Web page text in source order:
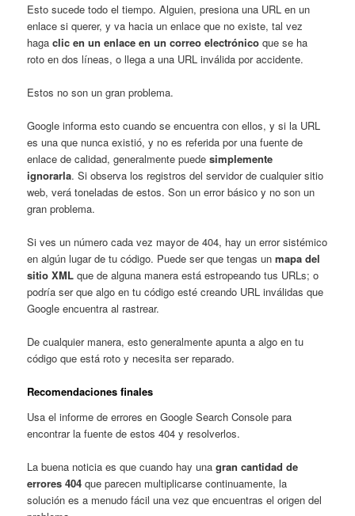
Esto sucede todo el tiempo. Alguien, presiona una URL en un
enlace si querer, y va hacia un enlace que no existe, tal vez
hagaclic en un enlace en un correo electrónico que se ha
roto en dos líneas, o llega a una URL inválida por accidente.
Estos no son un gran problema.
Google informa esto cuando se encuentra con ellos, y si la URL
es una que nunca existió, y no es referida por una fuente de
enlace de calidad, generalmente puedesimplemente
ignorarla. Si observa los registros del servidor de cualquier sitio
web, verá toneladas de estos. Son un error básico y no son un
gran problema.
Si ves un número cada vez mayor de 404, hay un error sistémico
en algún lugar de tu código. Puede ser que tengas unmapa del
sitio XML que de alguna manera está estropeando tus URLs; o
podría ser que algo en tu código esté creando URL inválidas que
Google encuentra al rastrear.
De cualquier manera, esto generalmente apunta a algo en tu
código que está roto y necesita ser reparado.
Recomendaciones finales
Usa el informe de errores en Google Search Console para
encontrar la fuente de estos 404 y resolverlos.
La buena noticia es que cuando hay unagran cantidad de
errores 404 que parecen multiplicarse continuamente, la
solución es a menudo fácil una vez que encuentras el origen del